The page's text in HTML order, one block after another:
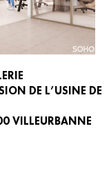
DE L’USINE DE
VILLEURBANNE